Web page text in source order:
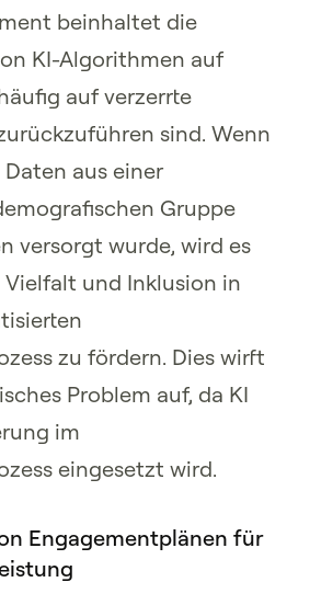
beinhaltet die
KI-Algorithmen auf
auf verzerrte
sind. Wenn
aus einer
Gruppe
versorgt wurde, wird es
Vielfalt und Inklusion in
zu fördern. Dies wirft
Problem auf, da KI
im
eingesetzt wird.
Engagementplänen für